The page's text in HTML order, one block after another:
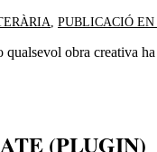
, PUBLICACIÓ
obra creativa
(PLUGIN)